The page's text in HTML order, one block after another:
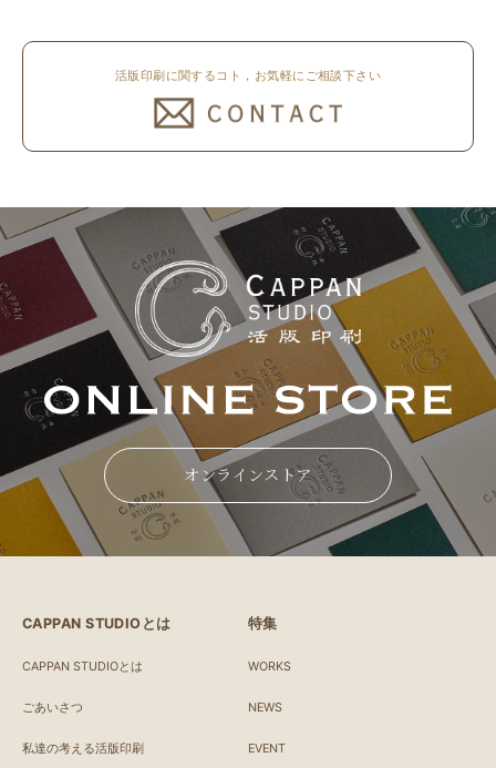
活版印刷に関するコト，お気軽にご相談下さい
オンラインストア
CAPPAN STUDIOとは
CAPPAN STUDIOとは
ごあいさつ
私達の考える活版印刷
特集
WORKS
NEWS
EVENT